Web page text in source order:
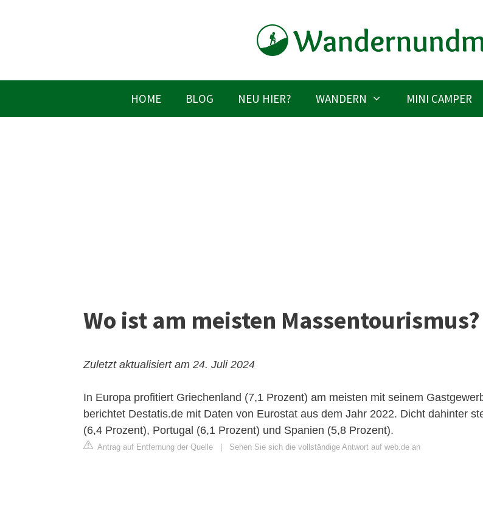
HOME BLOG NEU HIER? WANDERN MINI CAMPER
Wo ist am meisten Massentourismus?
Zuletzt aktualisiert am 24. Juli 2024
In Europa profitiert Griechenland (7,1 Prozent) am meisten mit seinem
berichtet Destatis.de mit Daten von Eurostat aus dem Jahr 2022. Dicht dahinter
(6,4 Prozent), Portugal (6,1 Prozent) und Spanien (5,8 Prozent).
Antrag auf Entfernung der Quelle Sehen Sie sich die vollständige Antwort auf web.de an